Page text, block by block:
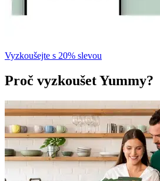
Vyzkoušejte s 20% slevou
Proč vyzkoušet Yummy?